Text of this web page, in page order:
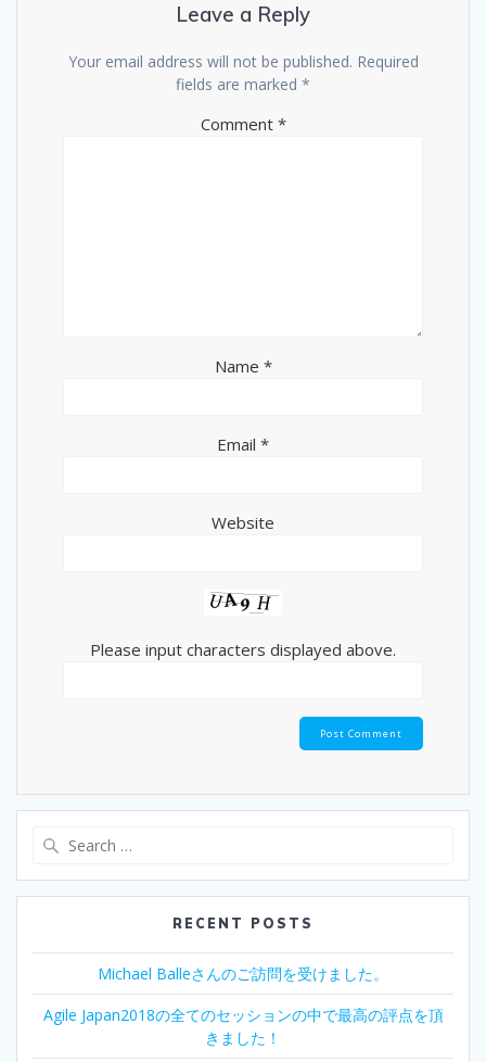
Leave a Reply
Your email address will not be published. Required
fields are marked *
Comment *
Name *
Email *
Website
Please input characters displayed above.
RECENT POSTS
Michael Balleさんのご訪問を受けました。
Agile Japan2018の全てのセッションの中で最高の評点を頂
きました！